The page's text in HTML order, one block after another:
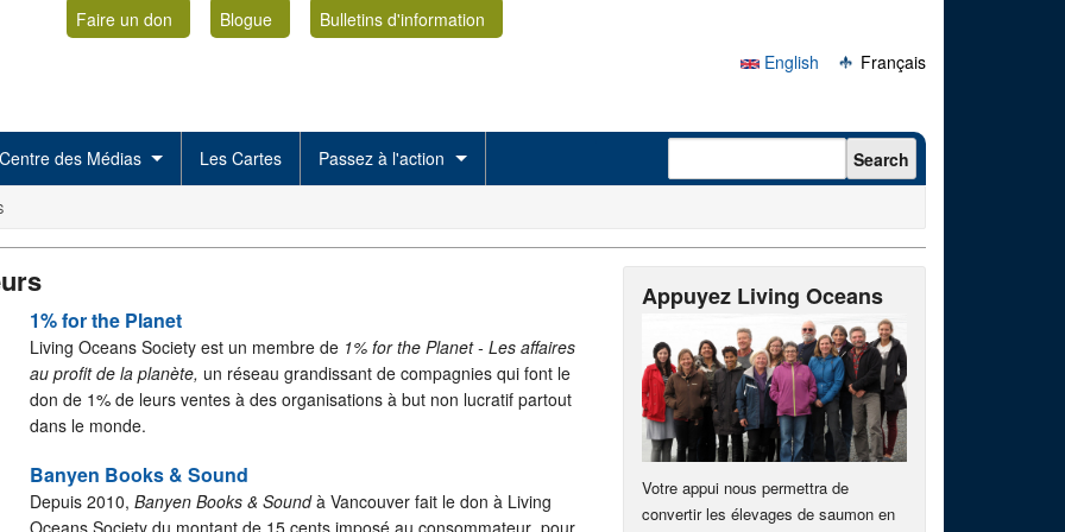
Faire un don Blogue
Bulletins d'information
English
Français
Centre des Médias Les Cartes Passez à l'action Search form Search
1% for the Planet
Living Oceans Society est un membre de 1% for the Planet - Les affaires
au profit de la planète, un réseau grandissant de compagnies qui font le
don de 1% de leurs ventes à des organisations à but non lucratif partout
dans le monde.
Banyen Books & Sound
Depuis 2010,Banyen Books & Soundà Vancouver fait le don à Living
Oceans Society du montant de 15 cents imposé au consommateur pour
Appuyez Living Oceans
Votre appui nous permettra de
convertir les élevages de saumon en